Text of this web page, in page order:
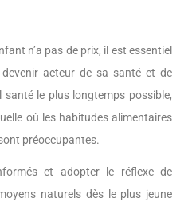
n’a pas de prix, il est essentiel
acteur de sa santé et de
le plus longtemps possible,
où les habitudes alimentaires
préoccupantes.
et adopter le réflexe de
naturels dès le plus jeune